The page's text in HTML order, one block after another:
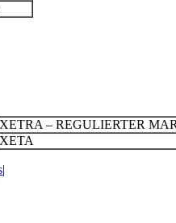
XETRA – REGULIERTER
XETA
|